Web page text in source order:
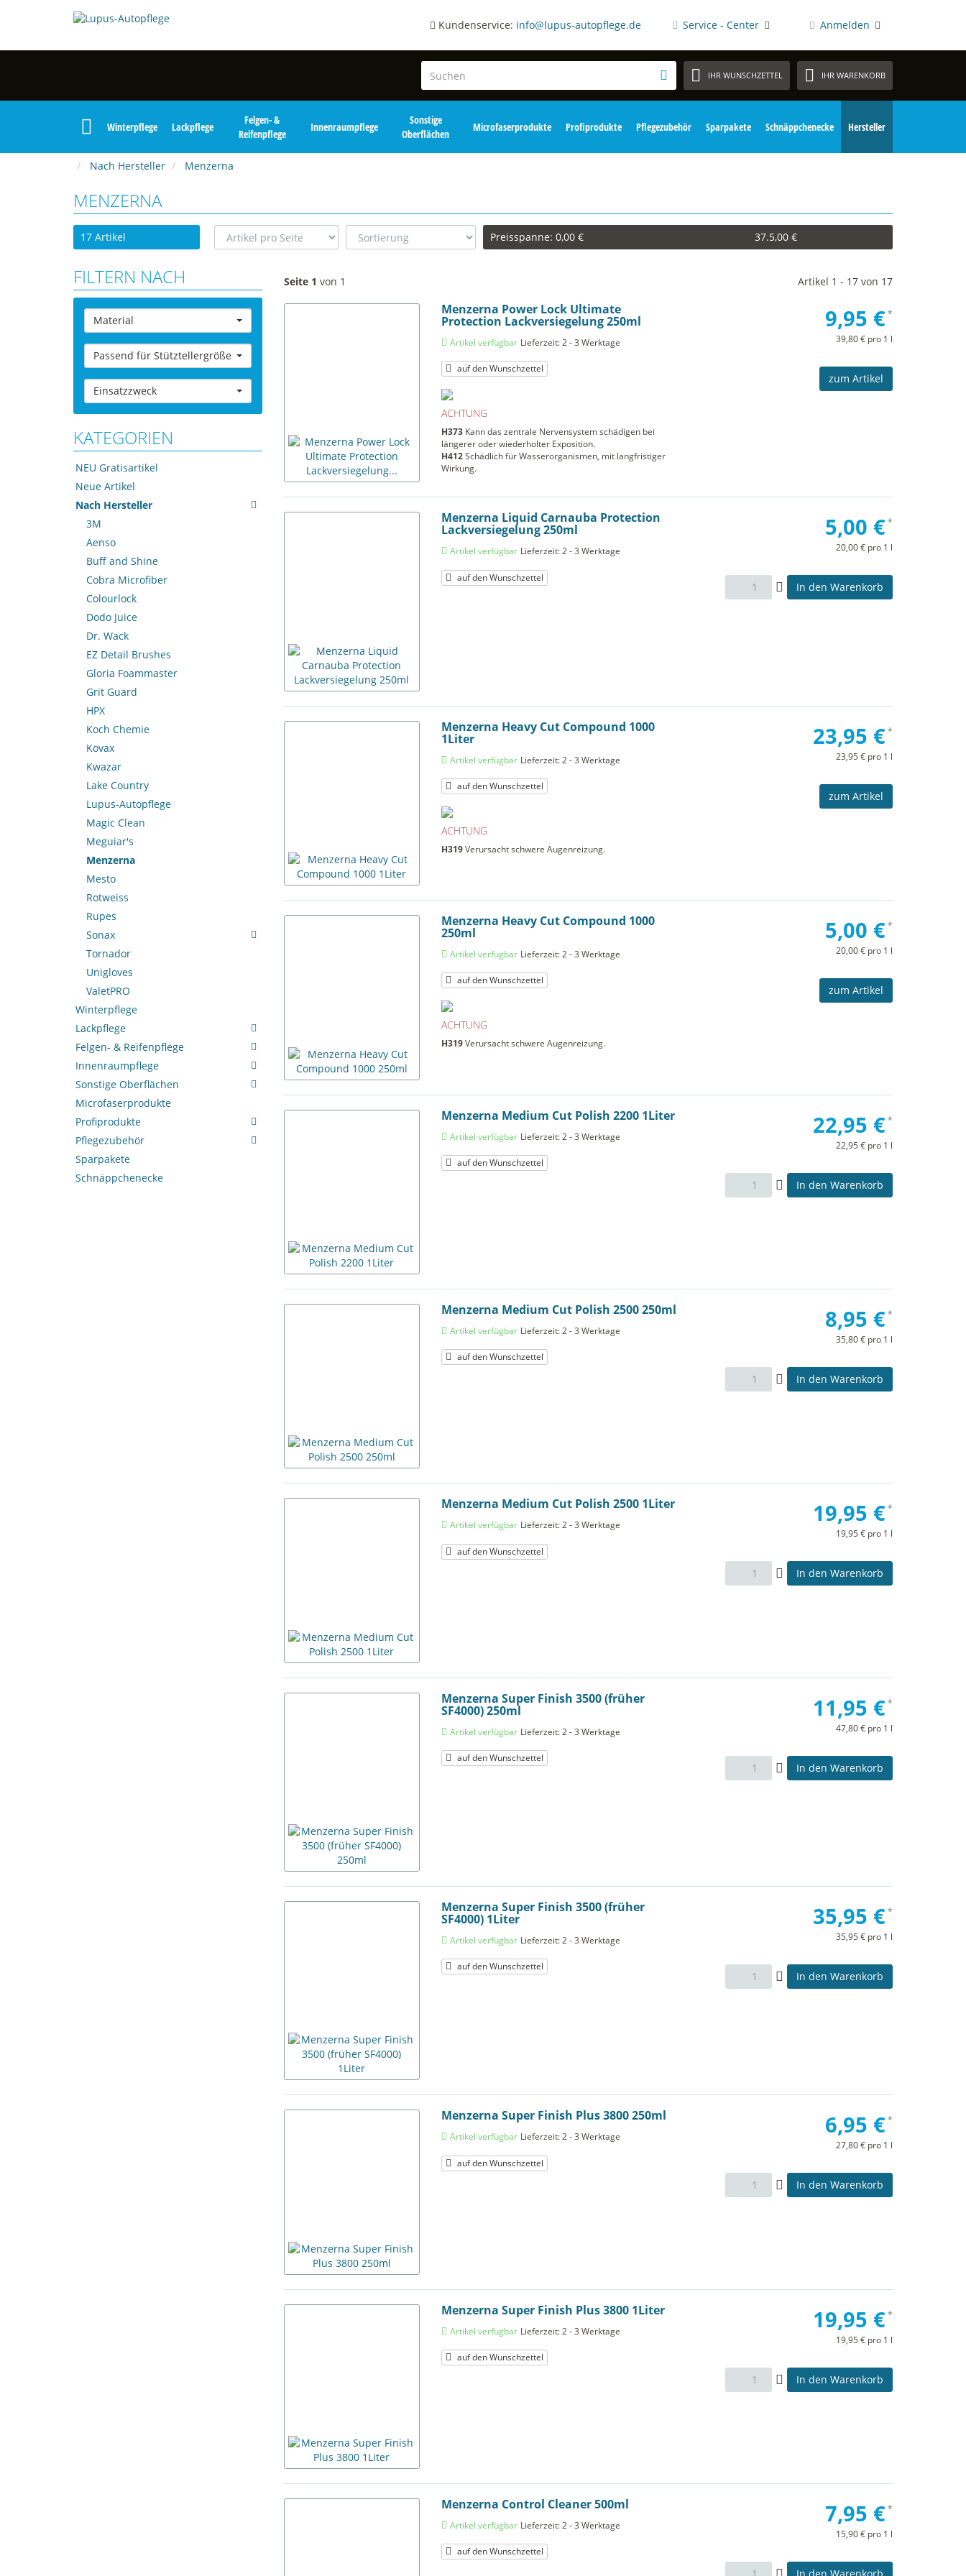
Kundenservice: info@lupus-autopflege.de Service - Center Anmelden
IHR WUNSCHZETTEL IHR WARENKORB
Winterpflege Lackpflege
Felgen- &
Reifenpflege
Innenraumpflege
Sonstige
Oberflächen
Microfaserprodukte Profiprodukte Pflegezubehör Sparpakete Schnäppchenecke Hersteller
Nach Hersteller Menzerna
MENZERNA
17 Artikel Preisspanne: 0,00 € 37.5,00 €
FILTERN NACH
Material
Passend für Stütztellergröße
Einsatzzweck
KATEGORIEN
NEU Gratisartikel
Neue Artikel
Nach Hersteller
3M
Aenso
Buff and Shine
Cobra Microfiber
Colourlock
Dodo Juice
Dr. Wack
EZ Detail Brushes
Gloria Foammaster
Grit Guard
HPX
Koch Chemie
Kovax
Kwazar
Lake Country
Lupus-Autopflege
Magic Clean
Meguiar's
Menzerna
Mesto
Rotweiss
Rupes
Sonax
Tornador
Unigloves
ValetPRO
Winterpflege
Lackpflege
Felgen- & Reifenpflege
Innenraumpflege
Sonstige Oberflächen
Microfaserprodukte
Profiprodukte
Pflegezubehör
Sparpakete
Schnäppchenecke
Seite 1 von 1 Artikel 1 - 17 von 17
Menzerna Power Lock Ultimate
Protection Lackversiegelung 250ml
Artikel verfügbar Lieferzeit: 2 - 3 Werktage
auf den Wunschzettel
ACHTUNG
H373Kann das zentrale Nervensystem schädigen bei
längerer oder wiederholter Exposition.
H412Schädlich für Wasserorganismen, mit langfristiger
Wirkung.
9,95 €*
39,80 € pro 1 l
zum Artikel
Menzerna Liquid Carnauba Protection
Lackversiegelung 250ml
Artikel verfügbar Lieferzeit: 2 - 3 Werktage
auf den Wunschzettel
5,00 €*
20,00 € pro 1 l
In den Warenkorb
Menzerna Heavy Cut Compound 1000
1Liter
Artikel verfügbar Lieferzeit: 2 - 3 Werktage
auf den Wunschzettel
ACHTUNG
H319Verursacht schwere Augenreizung.
23,95 €*
23,95 € pro 1 l
zum Artikel
Menzerna Heavy Cut Compound 1000
250ml
Artikel verfügbar Lieferzeit: 2 - 3 Werktage
auf den Wunschzettel
ACHTUNG
H319Verursacht schwere Augenreizung.
5,00 €*
20,00 € pro 1 l
zum Artikel
Menzerna Medium Cut Polish 2200 1Liter
Artikel verfügbar Lieferzeit: 2 - 3 Werktage
auf den Wunschzettel
22,95 €*
22,95 € pro 1 l
In den Warenkorb
Menzerna Medium Cut Polish 2500 250ml
Artikel verfügbar Lieferzeit: 2 - 3 Werktage
auf den Wunschzettel
8,95 €*
35,80 € pro 1 l
In den Warenkorb
Menzerna Medium Cut Polish 2500 1Liter
Artikel verfügbar Lieferzeit: 2 - 3 Werktage
auf den Wunschzettel
19,95 €*
19,95 € pro 1 l
In den Warenkorb
Menzerna Super Finish 3500 (früher
SF4000) 250ml
Artikel verfügbar Lieferzeit: 2 - 3 Werktage
auf den Wunschzettel
11,95 €*
47,80 € pro 1 l
In den Warenkorb
Menzerna Super Finish 3500 (früher
SF4000) 1Liter
Artikel verfügbar Lieferzeit: 2 - 3 Werktage
auf den Wunschzettel
35,95 €*
35,95 € pro 1 l
In den Warenkorb
Menzerna Super Finish Plus 3800 250ml
Artikel verfügbar Lieferzeit: 2 - 3 Werktage
auf den Wunschzettel
6,95 €*
27,80 € pro 1 l
In den Warenkorb
Menzerna Super Finish Plus 3800 1Liter
Artikel verfügbar Lieferzeit: 2 - 3 Werktage
auf den Wunschzettel
19,95 €*
19,95 € pro 1 l
In den Warenkorb
Menzerna Control Cleaner 500ml
Artikel verfügbar Lieferzeit: 2 - 3 Werktage
auf den Wunschzettel
7,95 €*
15,90 € pro 1 l